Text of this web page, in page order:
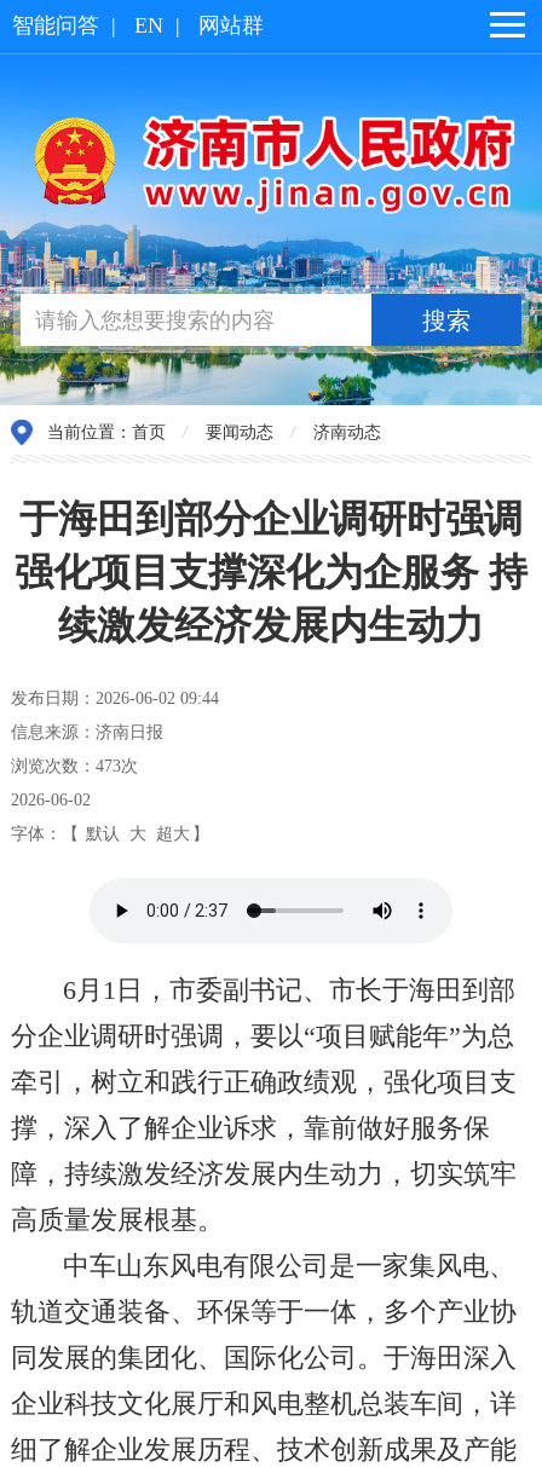
智能问答 | EN | 网站群
当前位置： 首页 / 要闻动态 / 济南动态
于海田到部分企业调研时强调
强化项目支撑深化为企服务 持
续激发经济发展内生动力
发布日期：2026-06-02 09:44
信息来源：济南日报
浏览次数： 473次
2026-06-02
字体：【 默认 大 超大 】
6月1日，市委副书记、市长于海田到部
分企业调研时强调，要以“项目赋能年”为总
牵引，树立和践行正确政绩观，强化项目支
撑，深入了解企业诉求，靠前做好服务保
障，持续激发经济发展内生动力，切实筑牢
高质量发展根基。
中车山东风电有限公司是一家集风电、
轨道交通装备、环保等于一体，多个产业协
同发展的集团化、国际化公司。于海田深入
企业科技文化展厅和风电整机总装车间，详
细了解企业发展历程、技术创新成果及产能